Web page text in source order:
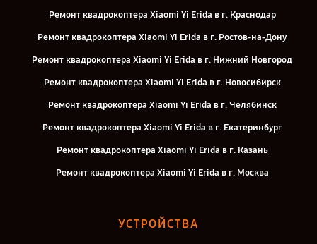
Ремонт квадрокоптера Xiaomi Yi Erida в г. Краснодар
Ремонт квадрокоптера Xiaomi Yi Erida в г. Ростов-на-Дону
Ремонт квадрокоптера Xiaomi Yi Erida в г. Нижний Новгород
Ремонт квадрокоптера Xiaomi Yi Erida в г. Новосибирск
Ремонт квадрокоптера Xiaomi Yi Erida в г. Челябинск
Ремонт квадрокоптера Xiaomi Yi Erida в г. Екатеринбург
Ремонт квадрокоптера Xiaomi Yi Erida в г. Казань
Ремонт квадрокоптера Xiaomi Yi Erida в г. Москва
УСТРОЙСТВА